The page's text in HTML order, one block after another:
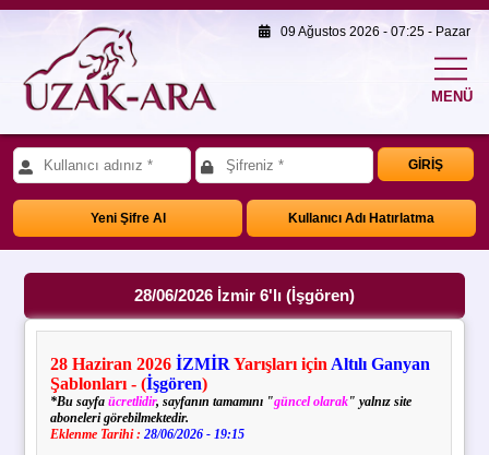
09 Ağustos 2026 - 07:25 - Pazar
MENÜ
GİRİŞ
Yeni Şifre Al Kullanıcı Adı Hatırlatma
28/06/2026 İzmir 6'lı (İşgören)
28Haziran2026İZMİR Yarışları için Altılı Ganyan
Şablonları - (İşgören)
*Bu sayfaücretlidir, sayfanın tamamını "güncel olarak" yalnız site
aboneleri görebilmektedir.
Eklenme Tarihi : 28/06/2026 - 19:15